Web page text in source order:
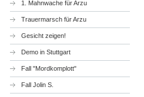
1. Mahnwache für Arzu
Trauermarsch für Arzu
Gesicht zeigen!
Demo in Stuttgart
Fall "Mordkomplott"
Fall Jolin S.